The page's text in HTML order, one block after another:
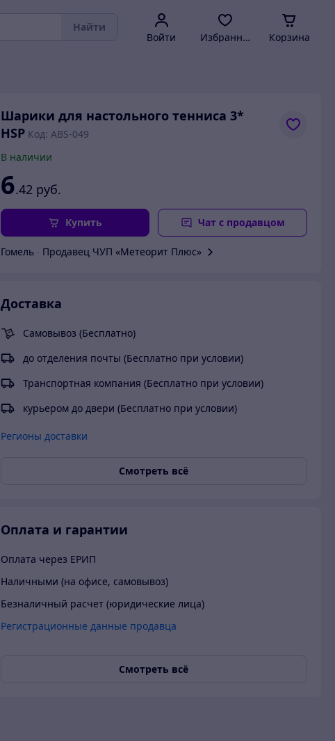
Найти
Войти Избранное Корзина
Шарики для настольного тенниса 3*
HSP Код: ABS-049
В наличии
6.42 руб.
Купить Чат с продавцом
Гомель Продавец ЧУП «Метеорит Плюс»
Доставка
Самовывоз (Бесплатно)
до отделения почты (Бесплатно при условии)
Транспортная компания (Бесплатно при условии)
курьером до двери (Бесплатно при условии)
Регионы доставки
Смотреть всё
Оплата и гарантии
Оплата через ЕРИП
Наличными (на офисе, самовывоз)
Безналичный расчет (юридические лица)
Регистрационные данные продавца
Смотреть всё